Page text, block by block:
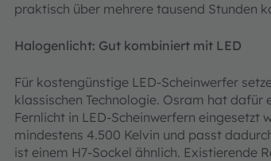
praktisch über mehrere tausend Stunden
Halogenlicht: Gut kombiniert mit LED
Für kostengünstige LED-Scheinwerfer
klassischen Technologie. Osram hat
Fernlicht in LED-Scheinwerfern
mindestens 4.500 Kelvin und passt
ist einem H7-Sockel ähnlich. Existierende